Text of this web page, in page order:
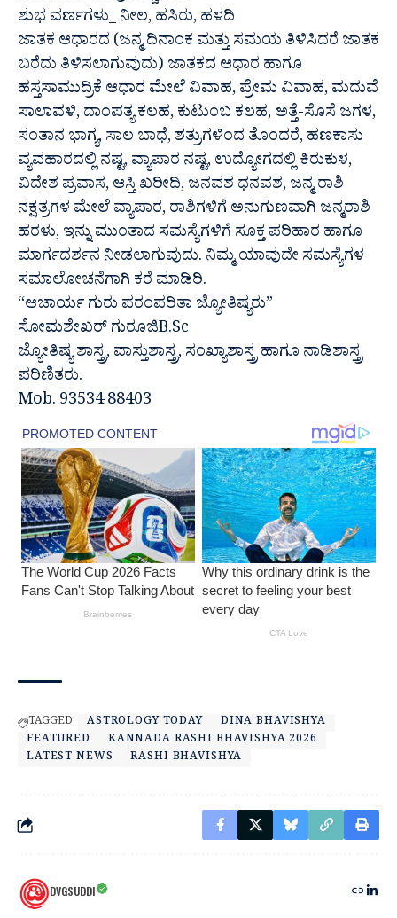
ಶುಭ ವರ್ಣಗಳು_ ನೀಲ, ಹಸಿರು, ಹಳದಿ
ಜಾತಕ ಆಧಾರದ (ಜನ್ಮ ದಿನಾಂಕ ಮತ್ತು ಸಮಯ ತಿಳಿಸಿದರೆ ಜಾತಕ
ಬರೆದು ತಿಳಿಸಲಾಗುವುದು) ಜಾತಕದ ಆಧಾರ ಹಾಗೂ
ಹಸ್ತಸಾಮುದ್ರಿಕೆ ಆಧಾರ ಮೇಲೆ ವಿವಾಹ, ಪ್ರೇಮ ವಿವಾಹ, ಮದುವೆ
ಸಾಲಾವಳಿ, ದಾಂಪತ್ಯ ಕಲಹ, ಕುಟುಂಬ ಕಲಹ, ಅತ್ತೆ-ಸೊಸೆ ಜಗಳ,
ಸಂತಾನ ಭಾಗ್ಯ, ಸಾಲ ಬಾಧೆ, ಶತ್ರುಗಳಿಂದ ತೊಂದರೆ, ಹಣಕಾಸು
ವ್ಯವಹಾರದಲ್ಲಿ ನಷ್ಟ, ವ್ಯಾಪಾರ ನಷ್ಟ, ಉದ್ಯೋಗದಲ್ಲಿ ಕಿರುಕುಳ,
ವಿದೇಶ ಪ್ರವಾಸ, ಆಸ್ತಿ ಖರೀದಿ, ಜನವಶ ಧನವಶ, ಜನ್ಮ ರಾಶಿ
ನಕ್ಷತ್ರಗಳ ಮೇಲೆ ವ್ಯಾಪಾರ, ರಾಶಿಗಳಿಗೆ ಅನುಗುಣವಾಗಿ ಜನ್ಮರಾಶಿ
ಹರಳು, ಇನ್ನು ಮುಂತಾದ ಸಮಸ್ಯೆಗಳಿಗೆ ಸೂಕ್ತ ಪರಿಹಾರ ಹಾಗೂ
ಮಾರ್ಗದರ್ಶನ ನೀಡಲಾಗುವುದು. ನಿಮ್ಮ ಯಾವುದೇ ಸಮಸ್ಯೆಗಳ
ಸಮಾಲೋಚನೆಗಾಗಿ ಕರೆ ಮಾಡಿರಿ.
“ಆಚಾರ್ಯ ಗುರು ಪರಂಪರಿತಾ ಜ್ಯೋತಿಷ್ಯರು”
ಸೋಮಶೇಖರ್ ಗುರೂಜಿB.Sc
ಜ್ಯೋತಿಷ್ಯ ಶಾಸ್ತ್ರ, ವಾಸ್ತುಶಾಸ್ತ್ರ, ಸಂಖ್ಯಾಶಾಸ್ತ್ರ ಹಾಗೂ ನಾಡಿಶಾಸ್ತ್ರ
ಪರಿಣಿತರು.
Mob. 93534 88403
TAGGED: ASTROLOGY TODAY
DINA BHAVISHYA
FEATURED
KANNADA RASHI BHAVISHYA 2026
LATEST NEWS
RASHI BHAVISHYA
DVGSUDDI